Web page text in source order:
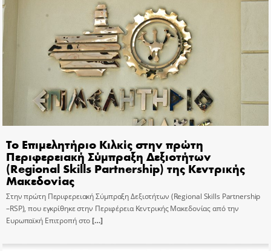
Το Επιμελητήριο Κιλκίς στην πρώτη
Περιφερειακή Σύμπραξη Δεξιοτήτων
(Regional Skills Partnership) της Κεντρικής
Μακεδονίας
Στην πρώτη Περιφερειακή Σύμπραξη Δεξιοτήτων (Regional Skills Partnership
–RSP), που εγκρίθηκε στην Περιφέρεια Κεντρικής Μακεδονίας από την
Ευρωπαϊκή Επιτροπή στο[…]